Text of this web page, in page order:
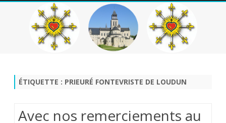
Skip
to
content
ÉTIQUETTE : PRIEURÉ FONTEVRISTE DE LOUDUN
Avec nos remerciements au